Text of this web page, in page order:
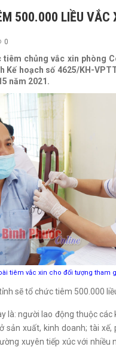
500.000 LIỀU VẮC
0
tiêm chủng vắc xin phòng
Kế hoạch số 4625/KH-
năm 2021.
tiêm vắc xin cho đối tượng
sẽ tổ chức tiêm 500.000
người lao động thuộc các
sản xuất, kinh doanh; tài
xuyên tiếp xúc với